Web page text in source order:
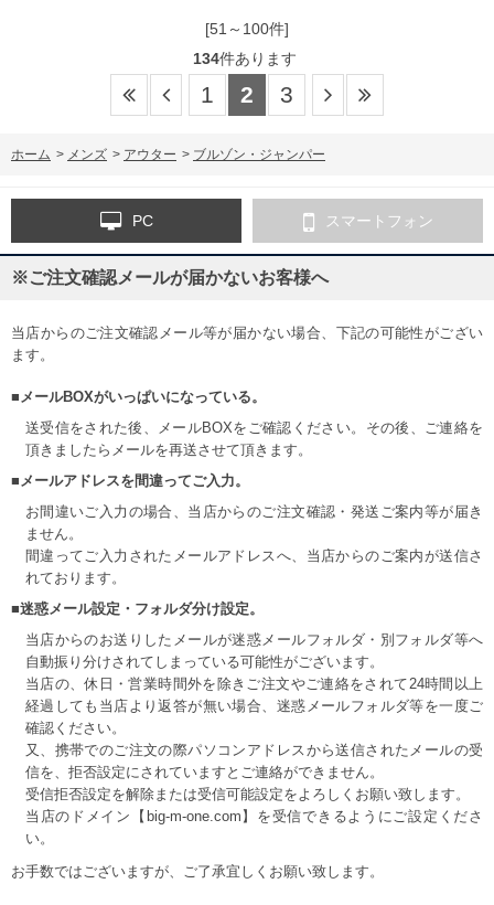
[51～100件]
134件あります
1 2 3
ホーム > メンズ > アウター > ブルゾン・ジャンパー
PC スマートフォン
※ご注文確認メールが届かないお客様へ
当店からのご注文確認メール等が届かない場合、下記の可能性がござい
ます。
■メールBOXがいっぱいになっている。
送受信をされた後、メールBOXをご確認ください。その後、ご連絡を
頂きましたらメールを再送させて頂きます。
■メールアドレスを間違ってご入力。
お間違いご入力の場合、当店からのご注文確認・発送ご案内等が届き
ません。
間違ってご入力されたメールアドレスへ、当店からのご案内が送信さ
れております。
■迷惑メール設定・フォルダ分け設定。
当店からのお送りしたメールが迷惑メールフォルダ・別フォルダ等へ
自動振り分けされてしまっている可能性がございます。
当店の、休日・営業時間外を除きご注文やご連絡をされて24時間以上
経過しても当店より返答が無い場合、迷惑メールフォルダ等を一度ご
確認ください。
又、携帯でのご注文の際パソコンアドレスから送信されたメールの受
信を、拒否設定にされていますとご連絡ができません。
受信拒否設定を解除または受信可能設定をよろしくお願い致します。
当店のドメイン【big-m-one.com】を受信できるようにご設定くださ
い。
お手数ではございますが、ご了承宜しくお願い致します。